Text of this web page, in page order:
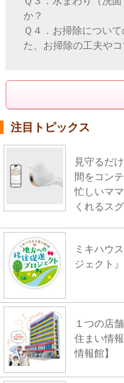
か？
Ｑ４．お掃除につい
た、お掃除の工夫や
注目トピックス
見守るだ
間をコン
忙しいマ
くれるス
ミキハウ
ジェクト』
１つの店
住まい情
情報館】